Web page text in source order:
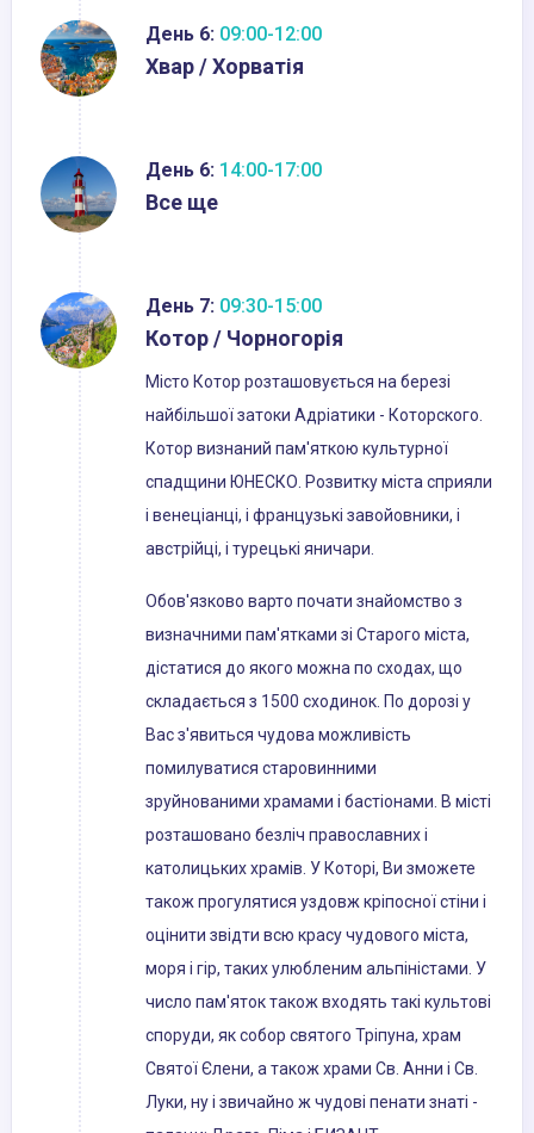
День 6: 09:00-12:00
Хвар / Хорватія
День 6: 14:00-17:00
Все ще
День 7: 09:30-15:00
Котор / Чорногорія
Місто Котор розташовується на березі
найбільшої затоки Адріатики - Которского.
Котор визнаний пам'яткою культурної
спадщини ЮНЕСКО. Розвитку міста сприяли
і венеціанці, і французькі завойовники, і
австрійці, і турецькі яничари.
Обов'язково варто почати знайомство з
визначними пам'ятками зі Старого міста,
дістатися до якого можна по сходах, що
складається з 1500 сходинок. По дорозі у
Вас з'явиться чудова можливість
помилуватися старовинними
зруйнованими храмами і бастіонами. В місті
розташовано безліч православних і
католицьких храмів. У Которі, Ви зможете
також прогулятися уздовж кріпосної стіни і
оцінити звідти всю красу чудового міста,
моря і гір, таких улюбленим альпіністами. У
число пам'яток також входять такі культові
споруди, як собор святого Тріпуна, храм
Святої Єлени, а також храми Св. Анни і Св.
Луки, ну і звичайно ж чудові пенати знаті -